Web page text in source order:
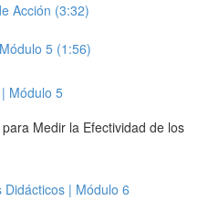
Acción (3:32)
5 (1:56)
Módulo 5
Medir la Efectividad de los
| Módulo 6